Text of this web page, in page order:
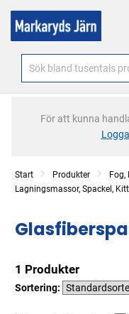
För att kunna
Start Produkter
Fog,
Lagningsmassor, Spackel, Kitt
1 Produkter
Sortering: